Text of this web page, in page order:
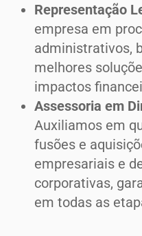
Representação
empresa em
administrativos,
melhores
impactos
Assessoria em
Auxiliamos em
fusões e
empresariais e
corporativas,
em todas as